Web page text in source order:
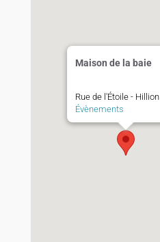
Maison de la baie
Rue de l'Étoile - Hillion
Évènements